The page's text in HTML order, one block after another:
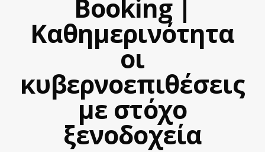
Booking |
Καθημερινότητα
οι
κυβερνοεπιθέσεις
με στόχο
ξενοδοχεία